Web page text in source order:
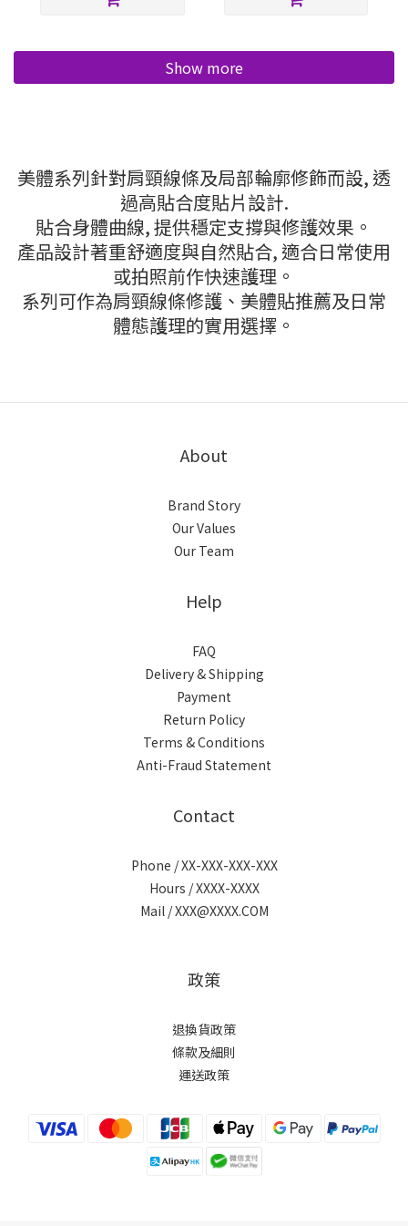
Show more
美體系列針對肩頸線條及局部輪廓修飾而設, 透
過高貼合度貼片設計.
貼合身體曲線, 提供穩定支撐與修護效果。
產品設計著重舒適度與自然貼合, 適合日常使用
或拍照前作快速護理。
系列可作為肩頸線條修護、美體貼推薦及日常
體態護理的實用選擇。
About
Brand Story
Our Values
Our Team
Help
FAQ
Delivery & Shipping
Payment
Return Policy
Terms & Conditions
Anti-Fraud Statement
Contact
Phone / XX-XXX-XXX-XXX
Hours / XXXX-XXXX
Mail / XXX@XXXX.COM
政策
退換貨政策
條款及細則
運送政策